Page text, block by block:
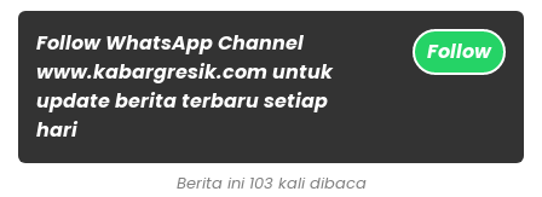
Follow WhatsApp Channel
www.kabargresik.com untuk
update berita terbaru setiap
hari
Follow
Berita ini 103 kali dibaca